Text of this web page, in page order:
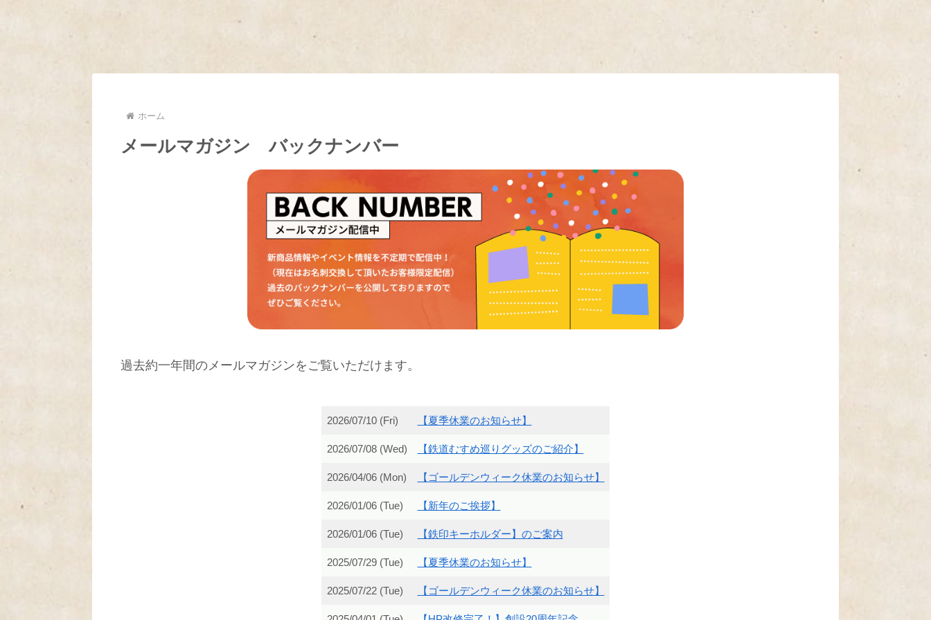
ホーム
メールマガジン バックナンバー
過去約一年間のメールマガジンをご覧いただけます。
2026/07/10 (Fri) 【夏季休業のお知らせ】
2026/07/08 (Wed) 【鉄道むすめ巡りグッズのご紹介】
2026/04/06 (Mon) 【ゴールデンウィーク休業のお知らせ】
2026/01/06 (Tue) 【新年のご挨拶】
2026/01/06 (Tue) 【鉄印キーホルダー】のご案内
2025/07/29 (Tue) 【夏季休業のお知らせ】
2025/07/22 (Tue) 【ゴールデンウィーク休業のお知らせ】